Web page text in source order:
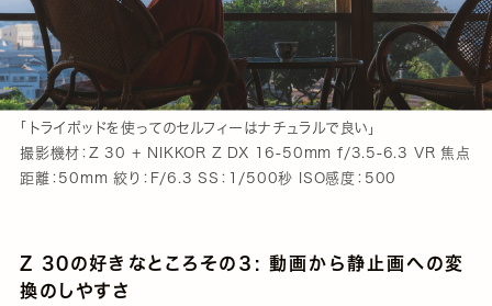
「トライポッドを使ってのセルフィーはナチュラルで良い」
撮影機材：Z 30 + NIKKOR Z DX 16-50mm f/3.5-6.3 VR 焦点
距離：50mm 絞り：F/6.3 SS：1/500秒 ISO感度：500
Z 30の好きなところその３: 動画から静止画への変
換のしやすさ